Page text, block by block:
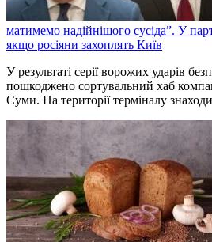
матимемо надійнішого сусіда”. У
якщо росіяни захоплять Київ
У результаті серії ворожих ударів
пошкоджено сортувальний хаб
Суми. На території терміналу